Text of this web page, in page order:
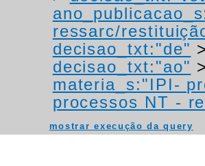
ressarc/
decisao_txt:"de" >
decisao_txt:"ao" >
materia_s:"IPI-
processos NT -
mostrar execução da query